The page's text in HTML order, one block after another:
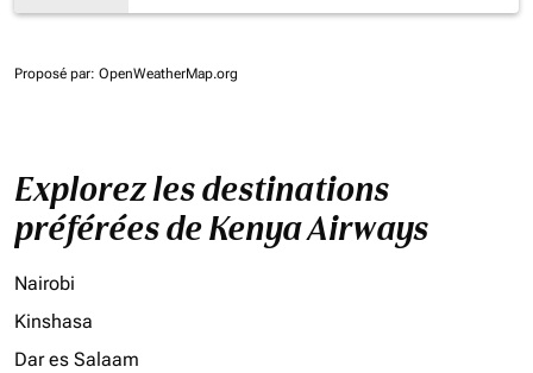
Proposé par: OpenWeatherMap.org
Explorez les destinations
préférées de Kenya Airways
Nairobi
Kinshasa
Dar es Salaam